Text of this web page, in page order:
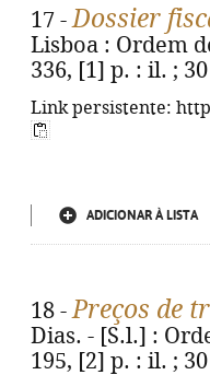
17 -Dossier
Lisboa : Ordem
336, [1] p. : il. ;
Link persistente:
ADICIONAR À LISTA
18 -Preços de
Dias. - [S.l.] :
195, [2] p. : il. ;